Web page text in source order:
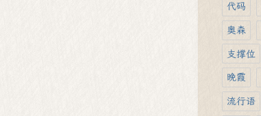
代码
奥森
支撑位
晚霞
流行语